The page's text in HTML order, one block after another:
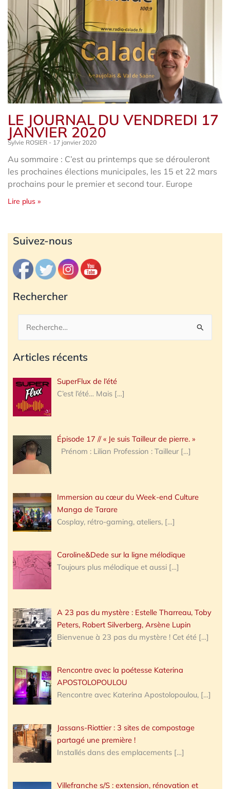
LE JOURNAL DU VENDREDI 17
JANVIER 2020
Sylvie ROSIER 17 janvier 2020
Au sommaire : C’est au printemps que se dérouleront
les prochaines élections municipales, les 15 et 22 mars
prochains pour le premier et second tour. Europe
Lire plus »
Suivez-nous
Rechercher
Rechercher :
Articles récents
SuperFlux de l’été
C’est l’été… Mais […]
Épisode 17 // « Je suis Tailleur de pierre. »
Prénom : Lilian Profession : Tailleur […]
Immersion au cœur du Week-end Culture
Manga de Tarare
Cosplay, rétro-gaming, ateliers, […]
Caroline&Dede sur la ligne mélodique
Toujours plus mélodique et aussi […]
A 23 pas du mystère : Estelle Tharreau, Toby
Peters, Robert Silverberg, Arsène Lupin
Bienvenue à 23 pas du mystère ! Cet été […]
Rencontre avec la poétesse Katerina
APOSTOLOPOULOU
Rencontre avec Katerina Apostolopoulou, […]
Jassans-Riottier : 3 sites de compostage
partagé une première !
Installés dans des emplacements […]
Villefranche s/S : extension, rénovation et
Archives